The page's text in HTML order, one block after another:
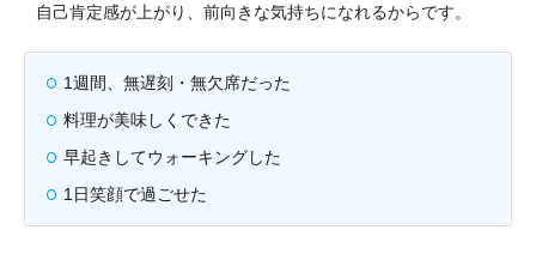
自己肯定感が上がり、前向きな気持ちになれるからです。
1週間、無遅刻・無欠席だった
料理が美味しくできた
早起きしてウォーキングした
1日笑顔で過ごせた